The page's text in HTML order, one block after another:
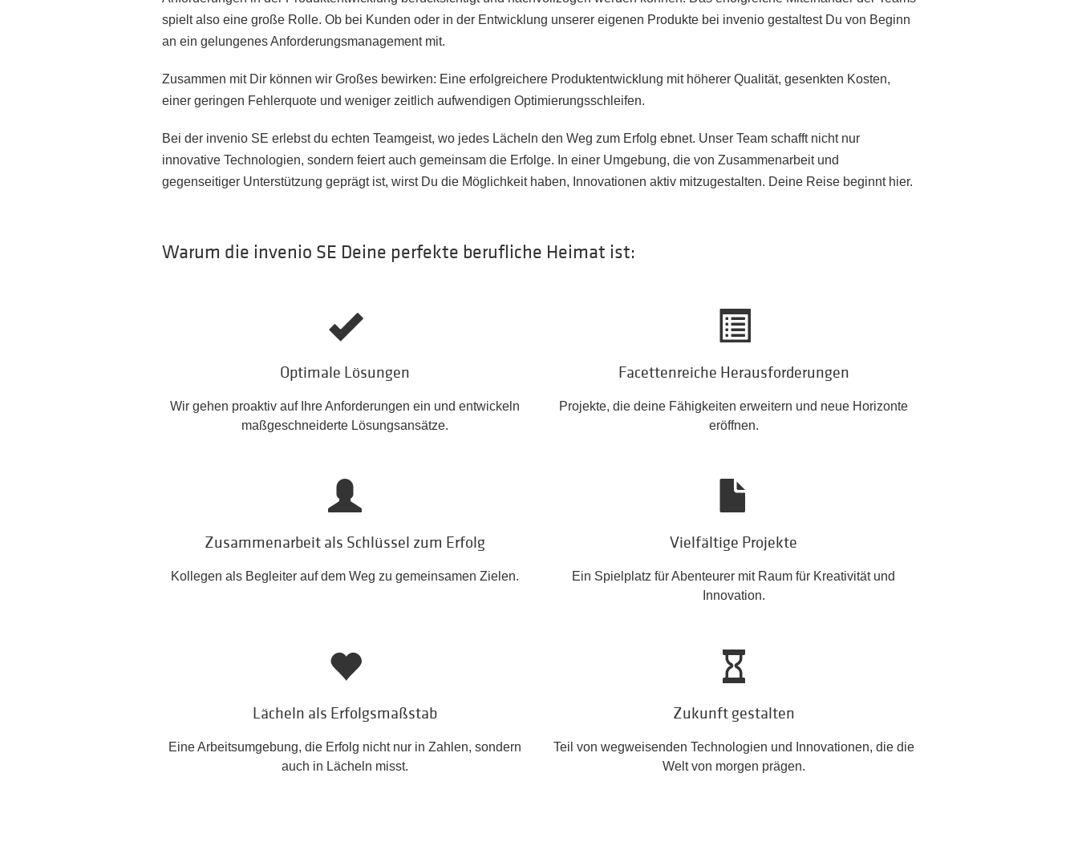
spielt also eine große Rolle. Ob bei Kunden oder in der Entwicklung unserer eigenen Produkte bei invenio gestaltest Du von Beginn
an ein gelungenes Anforderungsmanagement mit.
Zusammen mit Dir können wir Großes bewirken: Eine erfolgreichere Produktentwicklung mit höherer Qualität, gesenkten Kosten,
einer geringen Fehlerquote und weniger zeitlich aufwendigen Optimierungsschleifen.
Bei der invenio SE erlebst du echten Teamgeist, wo jedes Lächeln den Weg zum Erfolg ebnet. Unser Team schafft nicht nur
innovative Technologien, sondern feiert auch gemeinsam die Erfolge. In einer Umgebung, die von Zusammenarbeit und
gegenseitiger Unterstützung geprägt ist, wirst Du die Möglichkeit haben, Innovationen aktiv mitzugestalten. Deine Reise beginnt hier.
Warum die invenio SE Deine perfekte berufliche Heimat ist:
Optimale Lösungen
Wir gehen proaktiv auf Ihre Anforderungen ein und entwickeln
maßgeschneiderte Lösungsansätze.
Facettenreiche Herausforderungen
Projekte, die deine Fähigkeiten erweitern und neue Horizonte
eröffnen.
Zusammenarbeit als Schlüssel zum Erfolg
Kollegen als Begleiter auf dem Weg zu gemeinsamen Zielen.
Vielfältige Projekte
Ein Spielplatz für Abenteurer mit Raum für Kreativität und
Innovation.
Lächeln als Erfolgsmaßstab
Eine Arbeitsumgebung, die Erfolg nicht nur in Zahlen, sondern
auch in Lächeln misst.
Zukunft gestalten
Teil von wegweisenden Technologien und Innovationen, die die
Welt von morgen prägen.